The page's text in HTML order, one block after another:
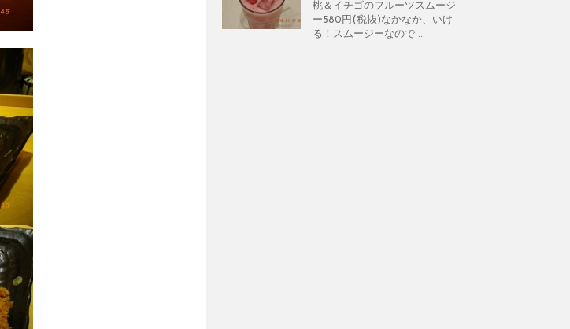
桃＆イチゴのフルーツスムージ
ー580円(税抜)なかなか、いけ
る！スムージーなので ...